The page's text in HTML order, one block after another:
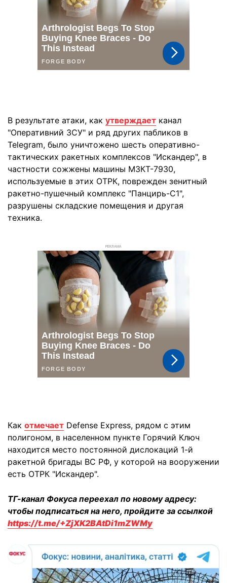
В результате атаки, как утверждает канал
"Оперативний ЗСУ" и ряд других пабликов в
Telegram, было уничтожено шесть оперативно-
тактических ракетных комплексов "Искандер", в
частности сожжены машины МЗКТ-7930,
используемые в этих ОТРК, поврежден зенитный
ракетно-пушечный комплекс "Панцирь-С1",
разрушены складские помещения и другая
техника.
РЕКЛАМА
Как отмечает Defense Express, рядом с этим
полигоном, в населенном пункте Горячий Ключ
находится место постоянной дислокаций 1-й
ракетной бригады ВС РФ, у которой на вооружении
есть ОТРК "Искандер".
ТГ-канал Фокуса переехал по новому адресу:
чтобы подписаться на него, пройдите за ссылкой
https://t.me/+ZjXK2BAtDi1mZWMy